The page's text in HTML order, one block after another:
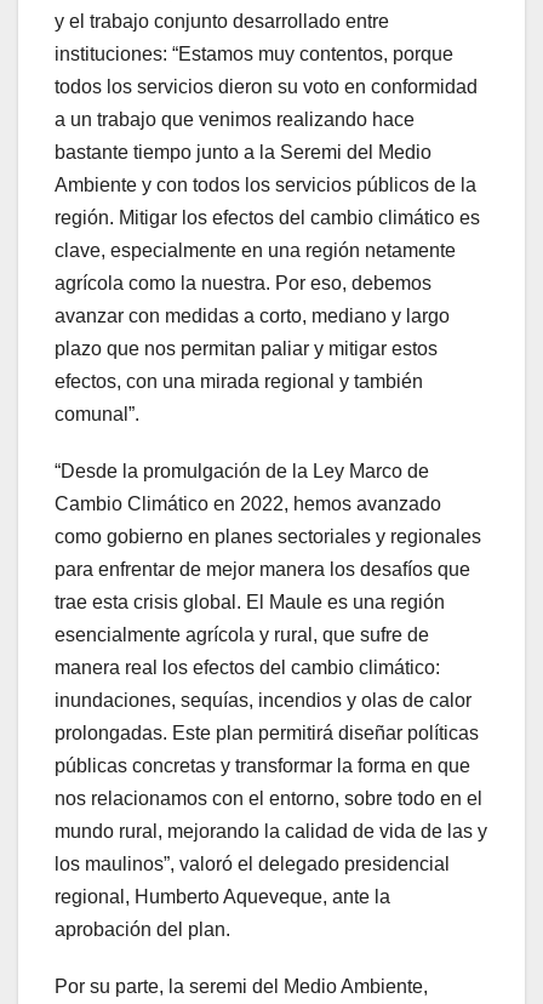
y el trabajo conjunto desarrollado entre
instituciones: “Estamos muy contentos, porque
todos los servicios dieron su voto en conformidad
a un trabajo que venimos realizando hace
bastante tiempo junto a la Seremi del Medio
Ambiente y con todos los servicios públicos de la
región. Mitigar los efectos del cambio climático es
clave, especialmente en una región netamente
agrícola como la nuestra. Por eso, debemos
avanzar con medidas a corto, mediano y largo
plazo que nos permitan paliar y mitigar estos
efectos, con una mirada regional y también
comunal”.
“Desde la promulgación de la Ley Marco de
Cambio Climático en 2022, hemos avanzado
como gobierno en planes sectoriales y regionales
para enfrentar de mejor manera los desafíos que
trae esta crisis global. El Maule es una región
esencialmente agrícola y rural, que sufre de
manera real los efectos del cambio climático:
inundaciones, sequías, incendios y olas de calor
prolongadas. Este plan permitirá diseñar políticas
públicas concretas y transformar la forma en que
nos relacionamos con el entorno, sobre todo en el
mundo rural, mejorando la calidad de vida de las y
los maulinos”, valoró el delegado presidencial
regional, Humberto Aqueveque, ante la
aprobación del plan.
Por su parte, la seremi del Medio Ambiente,